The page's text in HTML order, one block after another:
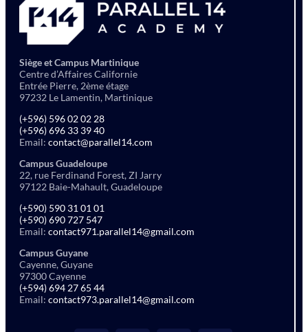
Siège et Campus Martinique
Centre d’Affaires Californie
Entrée Pierre, 2ème étage
97232 Le Lamentin, Martinique
(+596) 596 02 02 28
(+596) 696 33 39 40
Email: contact@parallel14.com
Campus Guadeloupe
22, rue Ferdinand Forest, ZI Jarry
97122 Baie-Mahault, Guadeloupe
(+590) 590 31 01 01
(+590) 690 727 547
Email: contact971.parallel14@gmail.com
Campus Guyane
Cayenne, Guyane
97300 Cayenne
(+594) 694 27 65 44
Email: contact973.parallel14@gmail.com